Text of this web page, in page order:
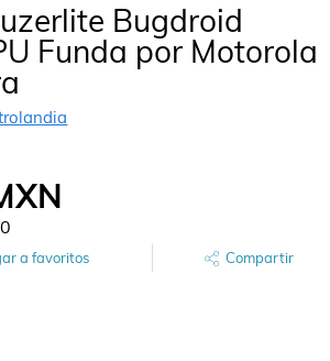
Bugdroid
Funda por Motorola
a favoritos Compartir